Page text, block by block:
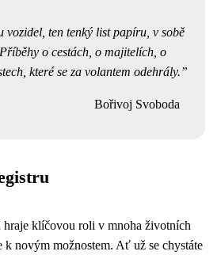
vozidel, ten tenký list papíru, v sobě
o cestách, o majitelích, o
které se za volantem odehrály.
Bořivoj Svoboda
klíčovou roli v mnoha životních
k novým možnostem. Ať už se chystáte